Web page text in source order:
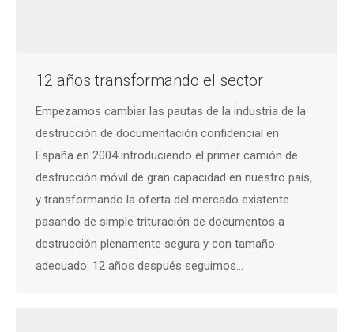
12 años transformando el sector
Empezamos cambiar las pautas de la industria de la
destrucción de documentación confidencial en
España en 2004 introduciendo el primer camión de
destrucción móvil de gran capacidad en nuestro país,
y transformando la oferta del mercado existente
pasando de simple trituración de documentos a
destrucción plenamente segura y con tamaño
adecuado. 12 años después seguimos…